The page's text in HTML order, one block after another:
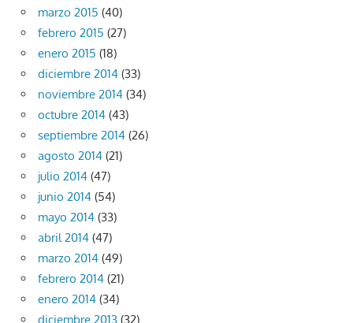
marzo 2015 (40)
febrero 2015 (27)
enero 2015 (18)
diciembre 2014 (33)
noviembre 2014 (34)
octubre 2014 (43)
septiembre 2014 (26)
agosto 2014 (21)
julio 2014 (47)
junio 2014 (54)
mayo 2014 (33)
abril 2014 (47)
marzo 2014 (49)
febrero 2014 (21)
enero 2014 (34)
diciembre 2013 (32)